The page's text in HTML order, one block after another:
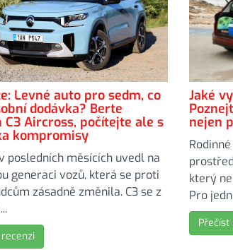
Levné auto pro sedm, co
dodávka? Berte
C3 Aircross, počítejte ale s
kompromisy
posledních měsících uvedl na
generaci vozů, která se proti
zásadně změnila. C3 se z
Jaké
nejen
který
Pro
Přečíst